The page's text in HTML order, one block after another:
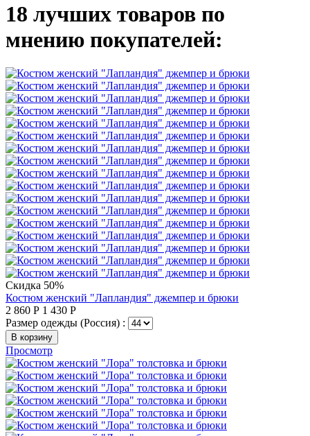
18 лучших товаров по
мнению покупателей:
Скидка 50%
Костюм женский "Лапландия" джемпер и брюки
2 860 Р 1 430 Р
Размер одежды (Россия) :
В корзину
Просмотр